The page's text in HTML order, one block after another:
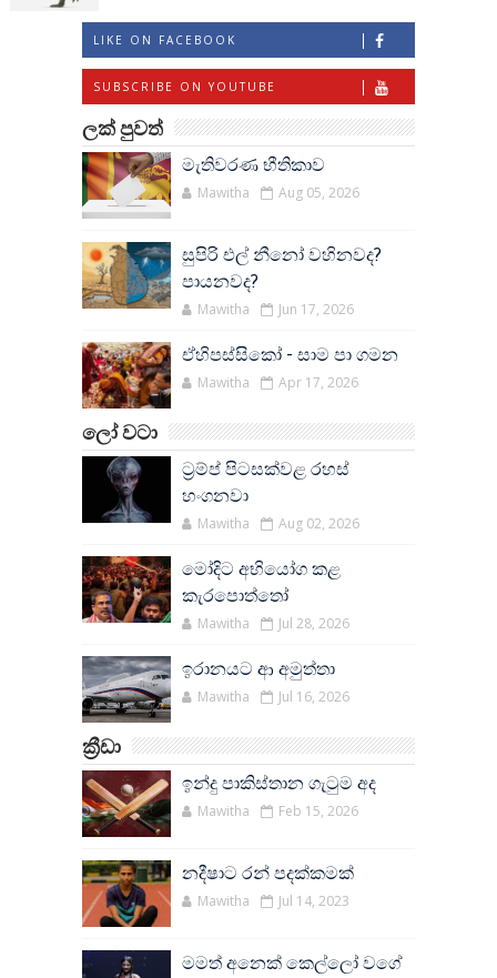
LIKE ON FACEBOOK
SUBSCRIBE ON YOUTUBE
ලක් පුවත්
මැතිවරණ භීතිකාව
Mawitha Aug 05, 2026
සුපිරි එල් නීනෝ වහිනවද?
පායනවද?
Mawitha Jun 17, 2026
ඒහිපස්සිකෝ - සාම පා ගමන
Mawitha Apr 17, 2026
ලෝ වටා
ට්‍රම්ප් පිටසක්වළ රහස්
හංගනවා
Mawitha Aug 02, 2026
මෝදිට අභියෝග කළ
කැරපොත්තෝ
Mawitha Jul 28, 2026
ඉරානයට ආ අමුත්තා
Mawitha Jul 16, 2026
ක්‍රීඩා
ඉන්දු පාකිස්තාන ගැටුම අද
Mawitha Feb 15, 2026
නදීෂාට රන් පදක්කමක්
Mawitha Jul 14, 2023
මමත් අනෙක් කෙල්ලෝ වගේ